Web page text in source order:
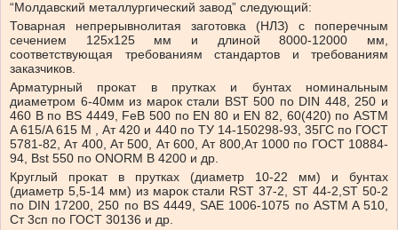
“Молдавский металлургический завод” следующий:
Товарная непрерывнолитая заготовка (НЛЗ) с поперечным
сечением 125х125 мм и длиной 8000-12000 мм,
соответствующая требованиям стандартов и требованиям
заказчиков.
Арматурный прокат в прутках и бунтах номинальным
диаметром 6-40мм из марок стали BST 500 по DIN 448, 250 и
460 В по BS 4449, FeB 500 по ЕN 80 и ЕN 82, 60(420) по ASTM
A 615/A 615 M , Ат 420 и 440 по ТУ 14-150298-93, 35ГС по ГОСТ
5781-82, Ат 400, Ат 500, Ат 600, Ат 800,Ат 1000 по ГОСT 10884-
94, Bst 550 по ONORM B 4200 и др.
Круглый прокат в прутках (диаметр 10-22 мм) и бунтах
(диаметр 5,5-14 мм) из марок стали RST 37-2, ST 44-2,ST 50-2
по DIN 17200, 250 по BS 4449, SAE 1006-1075 по ASTM A 510,
Ст 3сп по ГОСТ 30136 и др.